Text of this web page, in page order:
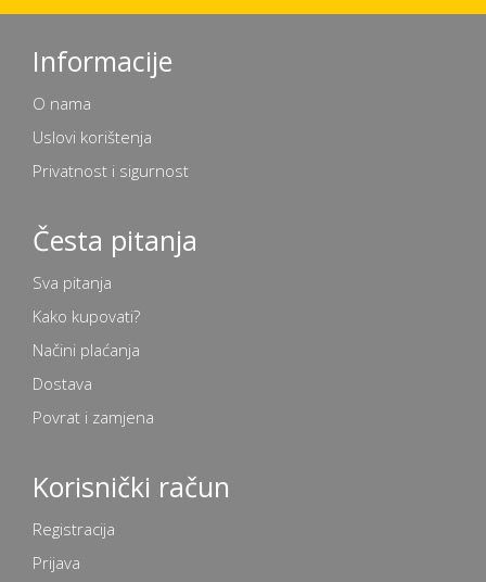
Informacije
O nama
Uslovi korištenja
Privatnost i sigurnost
Česta pitanja
Sva pitanja
Kako kupovati?
Načini plaćanja
Dostava
Povrat i zamjena
Korisnički račun
Registracija
Prijava